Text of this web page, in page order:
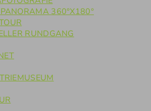
360°X180°
RUNDGANG